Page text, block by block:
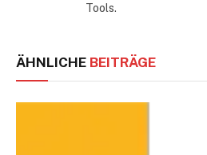
Tools.
ÄHNLICHE BEITRÄGE